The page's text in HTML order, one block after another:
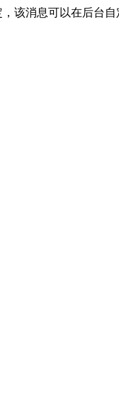
该消息可以在后台自